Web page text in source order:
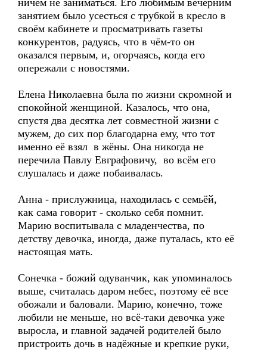
ничем не заниматься. Его любимым вечерним
занятием было усесться с трубкой в кресло в
своём кабинете и просматривать газеты
конкурентов, радуясь, что в чём-то он
оказался первым, и, огорчаясь, когда его
опережали с новостями.
Елена Николаевна была по жизни скромной и
спокойной женщиной. Казалось, что она,
спустя два десятка лет совместной жизни с
мужем, до сих пор благодарна ему, что тот
именно её взял в жёны. Она никогда не
перечила Павлу Евграфовичу, во всём его
слушалась и даже побаивалась.
Анна - прислужница, находилась с семьёй,
как сама говорит - сколько себя помнит.
Марию воспитывала с младенчества, по
детству девочка, иногда, даже путалась, кто её
настоящая мать.
Сонечка - божий одуванчик, как упоминалось
выше, считалась даром небес, поэтому её все
обожали и баловали. Марию, конечно, тоже
любили не меньше, но всё-таки девочка уже
выросла, и главной задачей родителей было
пристроить дочь в надёжные и крепкие руки,